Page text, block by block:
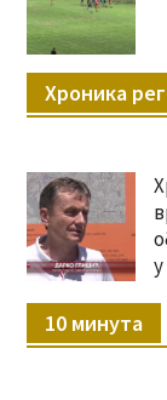
Хроника
10 минута